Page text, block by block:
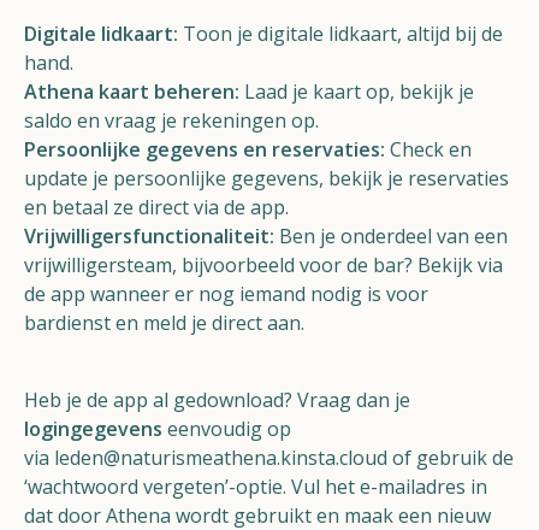
Digitale lidkaart: Toon je digitale lidkaart, altijd bij de
hand.
Athena kaart beheren: Laad je kaart op, bekijk je
saldo en vraag je rekeningen op.
Persoonlijke gegevens en reservaties: Check en
update je persoonlijke gegevens, bekijk je reservaties
en betaal ze direct via de app.
Vrijwilligersfunctionaliteit: Ben je onderdeel van een
vrijwilligersteam, bijvoorbeeld voor de bar? Bekijk via
de app wanneer er nog iemand nodig is voor
bardienst en meld je direct aan.
Heb je de app al gedownload? Vraag dan je
logingegevens eenvoudig op
via leden@naturismeathena.kinsta.cloud of gebruik de
‘wachtwoord vergeten’-optie. Vul het e-mailadres in
dat door Athena wordt gebruikt en maak een nieuw